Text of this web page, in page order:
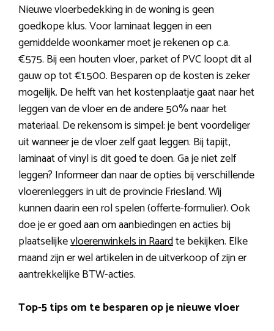
Nieuwe vloerbedekking in de woning is geen
goedkope klus. Voor laminaat leggen in een
gemiddelde woonkamer moet je rekenen op c.a.
€575. Bij een houten vloer, parket of PVC loopt dit al
gauw op tot €1.500. Besparen op de kosten is zeker
mogelijk. De helft van het kostenplaatje gaat naar het
leggen van de vloer en de andere 50% naar het
materiaal. De rekensom is simpel: je bent voordeliger
uit wanneer je de vloer zelf gaat leggen. Bij tapijt,
laminaat of vinyl is dit goed te doen. Ga je niet zelf
leggen? Informeer dan naar de opties bij verschillende
vloerenleggers in uit de provincie Friesland. Wij
kunnen daarin een rol spelen (offerte-formulier). Ook
doe je er goed aan om aanbiedingen en acties bij
plaatselijkevloerenwinkels in Raardte bekijken. Elke
maand zijn er wel artikelen in de uitverkoop of zijn er
aantrekkelijke BTW-acties.
Top-5 tips om te besparen op je nieuwe vloer